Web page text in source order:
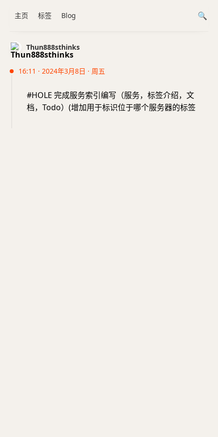
Thun888sthinks
16:11 · 2024年3月8日 · 周五
#HOLE 完成服务索引编写（服务，标签介绍，文
档，Todo）(增加用于标识位于哪个服务器的标签
主页 标签 Blog